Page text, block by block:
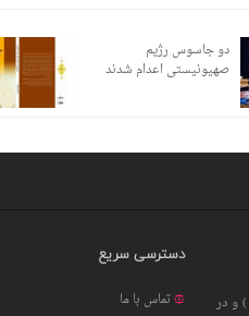
دو جاسوس رژیم
صهیونیستی اعدام شدند
و در
دسترسی سریع
تماس با ما